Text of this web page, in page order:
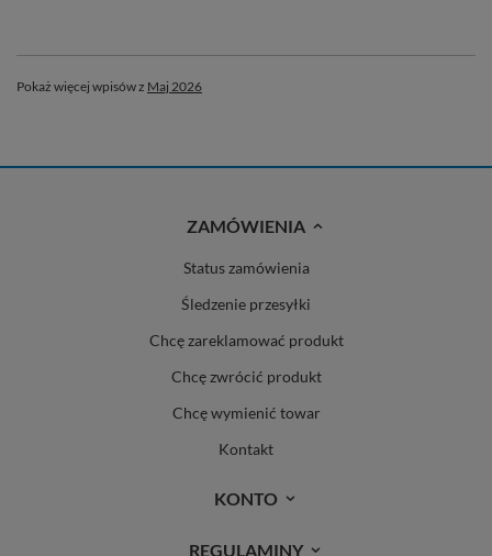
Pokaż więcej wpisów z Maj 2026
ZAMÓWIENIA
Status zamówienia
Śledzenie przesyłki
Chcę zareklamować produkt
Chcę zwrócić produkt
Chcę wymienić towar
Kontakt
KONTO
REGULAMINY